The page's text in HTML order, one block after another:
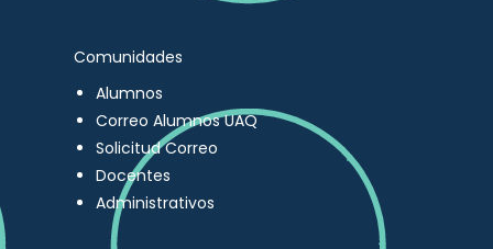
Comunidades
Alumnos
Correo Alumnos UAQ
Solicitud Correo
Docentes
Administrativos